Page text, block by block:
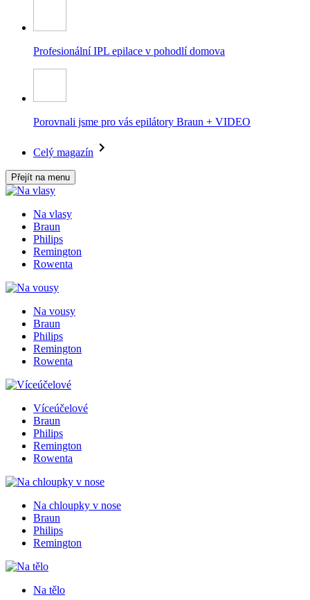
Profesionální IPL epilace v pohodlí domova
Porovnali jsme pro vás epilátory Braun + VIDEO
Celý magazín
Přejít na menu
Na vlasy
Braun
Philips
Remington
Rowenta
Na vousy
Braun
Philips
Remington
Rowenta
Víceúčelové
Braun
Philips
Remington
Rowenta
Na chloupky v nose
Braun
Philips
Remington
Na tělo